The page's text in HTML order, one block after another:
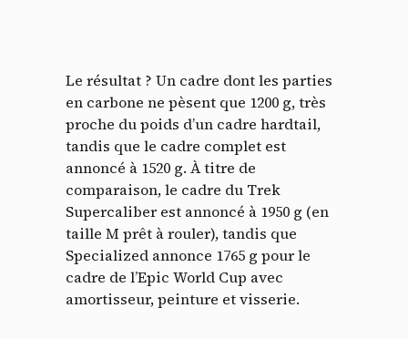
Le résultat ? Un cadre dont les parties
en carbone ne pèsent que 1200 g, très
proche du poids d’un cadre hardtail,
tandis que le cadre complet est
annoncé à 1520 g. À titre de
comparaison, le cadre du Trek
Supercaliber est annoncé à 1950 g (en
taille M prêt à rouler), tandis que
Specialized annonce 1765 g pour le
cadre de l’Epic World Cup avec
amortisseur, peinture et visserie.